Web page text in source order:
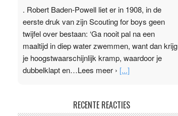
. Robert Baden-Powell liet er in 1908, in de
eerste druk van zijn Scouting for boys geen
twijfel over bestaan: ‘Ga nooit pal na een
maaltijd in diep water zwemmen, want dan krijg
je hoogstwaarschijnlijk kramp, waardoor je
dubbelklapt en…Lees meer › [...]
Ward van Beek
RECENTE REACTIES